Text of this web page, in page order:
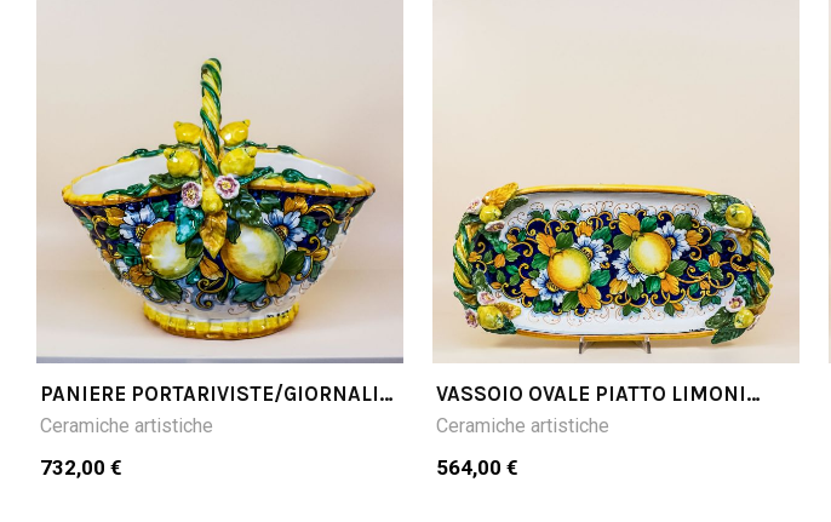
PANIERE PORTARIVISTE/GIORNALI
LIMONI FONDO BLU CM40LX32H
Ceramiche artistiche
732,00 €
VASSOIO OVALE PIATTO LIMONI
FONDO BLU
Ceramiche artistiche
564,00 €